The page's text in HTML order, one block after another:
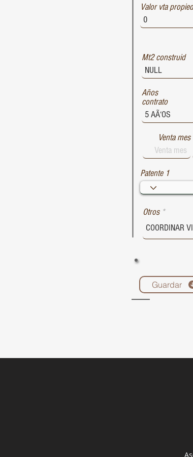
Valor vta
Mt2 construid
Años
contrato
Venta mes
Patente 1
Otros
Guardar
1729
1727